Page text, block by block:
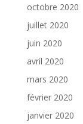
octobre 2020
juillet 2020
juin 2020
avril 2020
mars 2020
février 2020
janvier 2020